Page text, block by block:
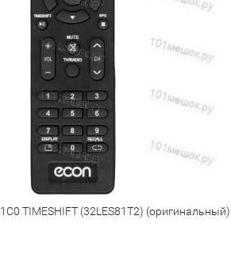
TIMESHIFT (32LES81T2) (оригинальный)